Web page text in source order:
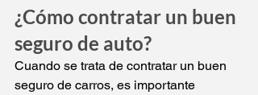
¿Cómo contratar un buen
seguro de auto?
Cuando se trata de contratar un buen
seguro de carros, es importante